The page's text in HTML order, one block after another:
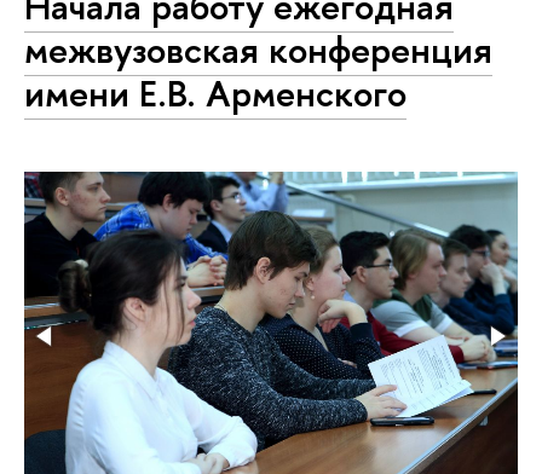
межвузовская конференция
имени Е.В. Арменского